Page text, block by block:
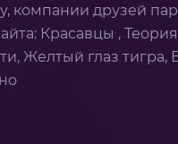
компании друзей
Красавцы ,
Желтый глаз тигра,